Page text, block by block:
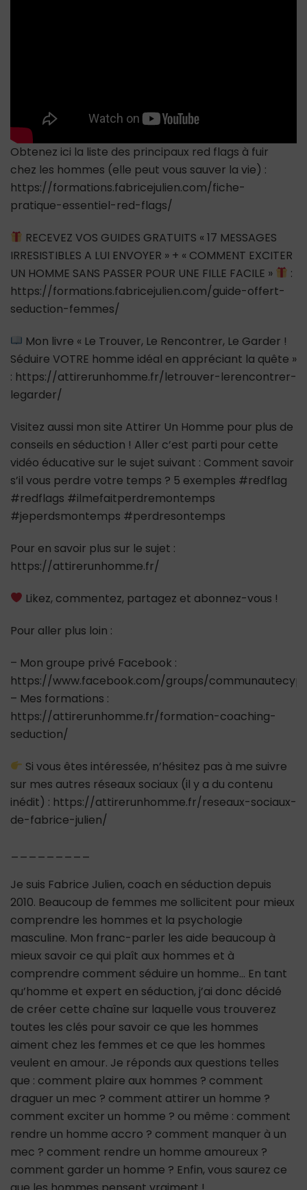
Obtenez ici la liste des principaux red flags à fuir
chez les hommes (elle peut vous sauver la vie) :
https://formations.fabricejulien.com/fiche-
pratique-essentiel-red-flags/
RECEVEZ VOS GUIDES GRATUITS « 17 MESSAGES
IRRESISTIBLES A LUI ENVOYER » + « COMMENT EXCITER
UN HOMME SANS PASSER POUR UNE FILLE FACILE »
:
https://formations.fabricejulien.com/guide-offert-
seduction-femmes/
Mon livre « Le Trouver, Le Rencontrer, Le Garder !
Séduire VOTRE homme idéal en appréciant la quête »
: https://attirerunhomme.fr/letrouver-lerencontrer-
legarder/
Visitez aussi mon site Attirer Un Homme pour plus de
conseils en séduction ! Aller c’est parti pour cette
vidéo éducative sur le sujet suivant : Comment savoir
s’il vous perdre votre temps ? 5 exemples #redflag
#redflags #ilmefaitperdremontemps
#jeperdsmontemps #perdresontemps
Pour en savoir plus sur le sujet :
https://attirerunhomme.fr/
Likez, commentez, partagez et abonnez-vous !
Pour aller plus loin :
– Mon groupe privé Facebook :
https://www.facebook.com/groups/
– Mes formations :
https://attirerunhomme.fr/formation-coaching-
seduction/
Si vous êtes intéressée, n’hésitez pas à me suivre
sur mes autres réseaux sociaux (il y a du contenu
inédit) : https://attirerunhomme.fr/reseaux-sociaux-
de-fabrice-julien/
Je suis Fabrice Julien, coach en séduction depuis
2010. Beaucoup de femmes me sollicitent pour mieux
comprendre les hommes et la psychologie
masculine. Mon franc-parler les aide beaucoup à
mieux savoir ce qui plaît aux hommes et à
comprendre comment séduire un homme… En tant
qu’homme et expert en séduction, j’ai donc décidé
de créer cette chaîne sur laquelle vous trouverez
toutes les clés pour savoir ce que les hommes
aiment chez les femmes et ce que les hommes
veulent en amour. Je réponds aux questions telles
que : comment plaire aux hommes ? comment
draguer un mec ? comment attirer un homme ?
comment exciter un homme ? ou même : comment
rendre un homme accro ? comment manquer à un
mec ? comment rendre un homme amoureux ?
comment garder un homme ? Enfin, vous saurez ce